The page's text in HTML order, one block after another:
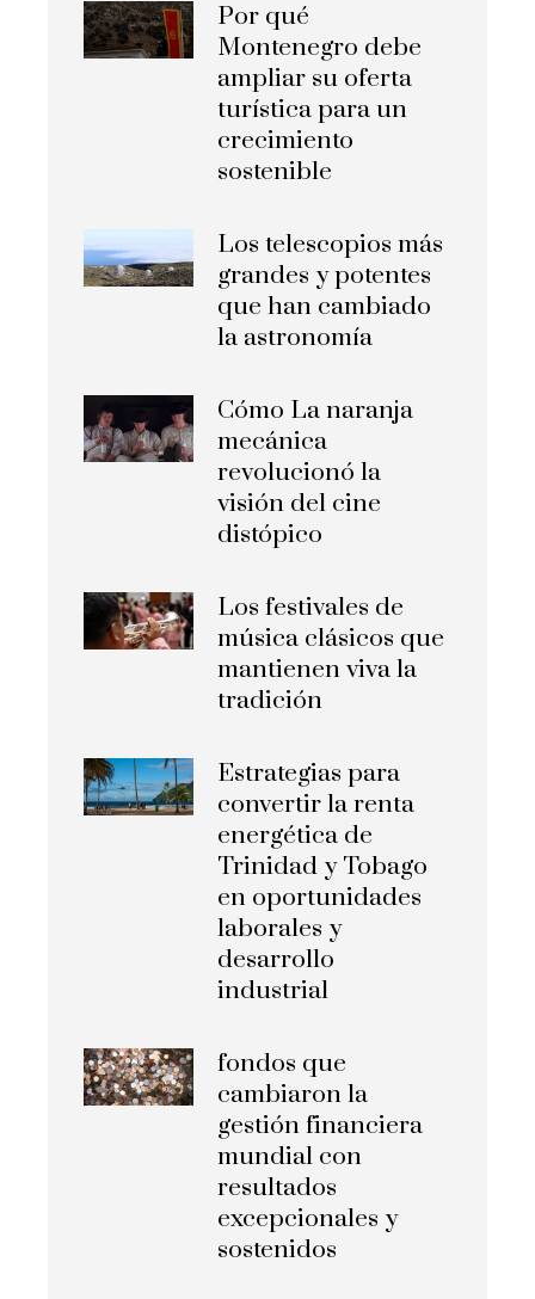
Por qué
Montenegro debe
ampliar su oferta
turística para un
crecimiento
sostenible
Los telescopios más
grandes y potentes
que han cambiado
la astronomía
Cómo La naranja
mecánica
revolucionó la
visión del cine
distópico
Los festivales de
música clásicos que
mantienen viva la
tradición
Estrategias para
convertir la renta
energética de
Trinidad y Tobago
en oportunidades
laborales y
desarrollo
industrial
fondos que
cambiaron la
gestión financiera
mundial con
resultados
excepcionales y
sostenidos